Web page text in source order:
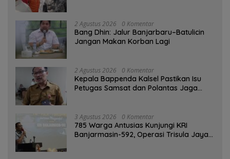
2 Agustus 2026 0 Komentar
Bang Dhin: Jalur Banjarbaru–Batulicin
Jangan Makan Korban Lagi
2 Agustus 2026 0 Komentar
Kepala Bappenda Kalsel Pastikan Isu
Petugas Samsat dan Polantas Jaga
3 Agustus 2026 0 Komentar
785 Warga Antusias Kunjungi KRI
Banjarmasin-592, Operasi Trisula Jaya